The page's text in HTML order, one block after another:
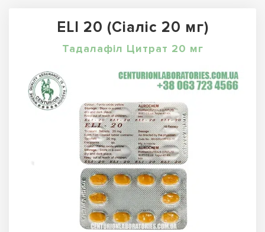
ELI 20 (Сіаліс 20 мг)
Тадалафіл Цитрат 20 мг